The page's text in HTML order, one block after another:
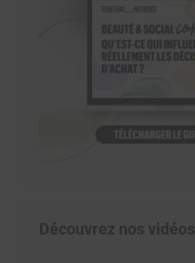
Découvrez nos vidéos